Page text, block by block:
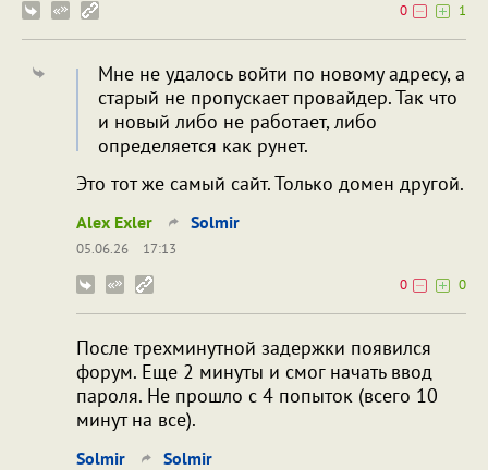
0
1
Мне не удалось войти по новому адресу, а
старый не пропускает провайдер. Так что
и новый либо не работает, либо
определяется как рунет.
Это тот же самый сайт. Только домен другой.
Alex Exler Solmir
05.06.26
17:13
0
0
После трехминутной задержки появился
форум. Еще 2 минуты и смог начать ввод
пароля. Не прошло с 4 попыток (всего 10
минут на все).
Solmir Solmir